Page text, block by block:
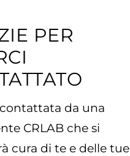
PER
da una
CRLAB che si
cura di te e delle tue